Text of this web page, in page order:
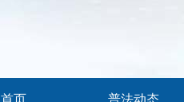
首页 普法动态